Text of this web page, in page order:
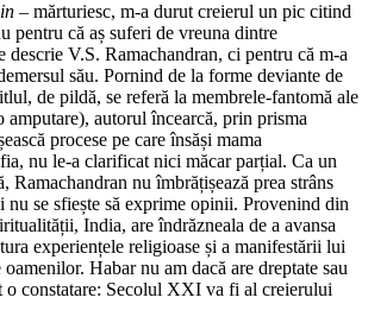
– mărturiesc, m-a durut creierul un pic citind
pentru că aș suferi de vreuna dintre
descrie V.S. Ramachandran, ci pentru că m-a
său. Pornind de la forme deviante de
de pildă, se referă la membrele-fantomă ale
amputare), autorul încearcă, prin prisma
procese pe care însăși mama
nu le-a clarificat nici măcar parțial. Ca un
Ramachandran nu îmbrățișează prea strâns
nu se sfiește să exprime opinii. Provenind din
India, are îndrăzneala de a avansa
experiențele religioase și a manifestării lui
Habar nu am dacă are dreptate sau
o constatare: Secolul XXI va fi al creierului